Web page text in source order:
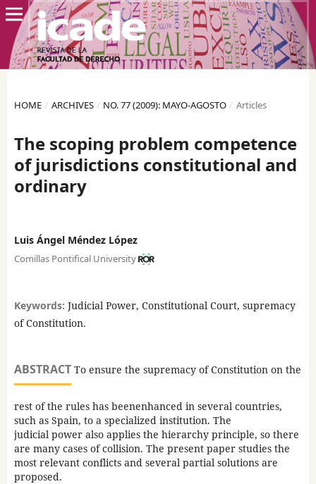
HOME / ARCHIVES / NO. 77 (2009): MAYO-AGOSTO / Articles
The scoping problem competence
of jurisdictions constitutional and
ordinary
Luis Ángel Méndez López
Comillas Pontifical University
Keywords: Judicial Power, Constitutional Court, supremacy
of Constitution.
ABSTRACTTo ensure the supremacy of Constitution on the
rest of the rules has beenenhanced in several countries,
such as Spain, to a specialized institution. The
judicial power also applies the hierarchy principle, so there
are many cases of collision. The present paper studies the
most relevant conflicts and several partial solutions are
proposed.